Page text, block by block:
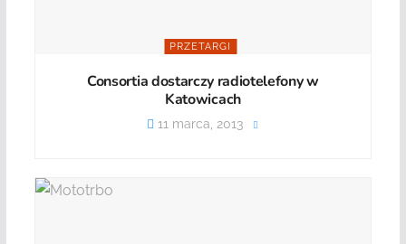
PRZETARGI
Consortia dostarczy radiotelefony w
Katowicach
11 marca, 2013